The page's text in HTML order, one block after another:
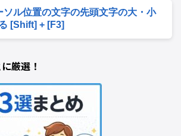
ソル位置の文字の先頭文字の大・小
[Shift] + [F3]
厳選！